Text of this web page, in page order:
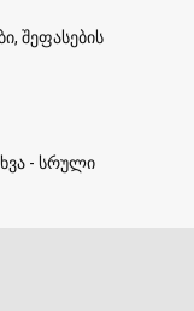
შეფასების
- სრული